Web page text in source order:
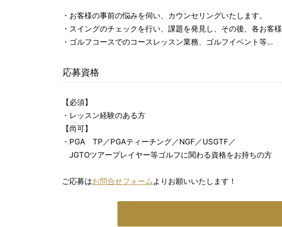
・お客様の事前の悩みを伺い、カウンセリングいたします。
・スイングのチェックを行い、課題を発見し、その後、各お客
・ゴルフコースでのコースレッスン業務、ゴルフイベント等...
応募資格
【必須】
・レッスン経験のある方
【尚可】
・PGA TP／PGAティーチング／NGF／USGTF／
JGTOツアープレイヤー等ゴルフに関わる資格をお持ちの方
ご応募はお問合せフォームよりお願いいたします！